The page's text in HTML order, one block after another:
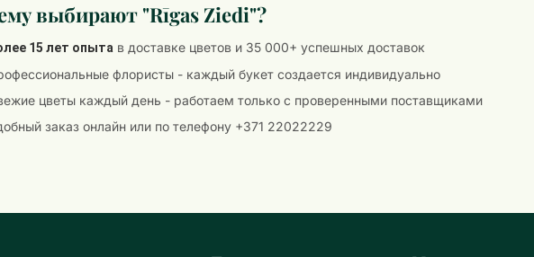
выбирают "Rīgas Ziedi"?
15 лет опыта в доставке цветов и 35 000+ успешных доставок
флористы - каждый букет создается индивидуально
цветы каждый день - работаем только с проверенными поставщиками
заказ онлайн или по телефону +371 22022229